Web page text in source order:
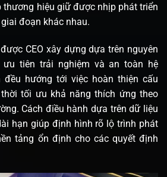
thương hiệu giữ được nhịp phát triển
đoạn khác nhau.
CEO xây dựng dựa trên nguyên
tiên trải nghiệm và an toàn hệ
đều hướng tới việc hoàn thiện cấu
tối ưu khả năng thích ứng theo
Cách điều hành dựa trên dữ liệu
hạn giúp định hình rõ lộ trình phát
tảng ổn định cho các quyết định